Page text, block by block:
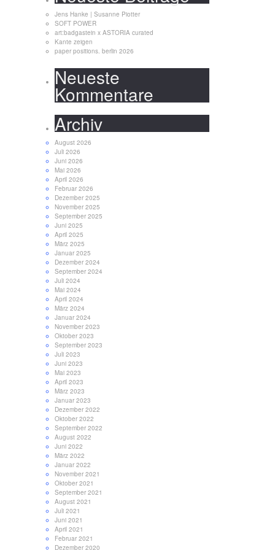
Jens Hanke | Susanne Piotter
SOFT POWER
art:badgastein x ASTORIA curated
Kante zeigen
paper positions. berlin 2026
Neueste
Kommentare
Archiv
August 2026
Juli 2026
Juni 2026
Mai 2026
April 2026
Februar 2026
Dezember 2025
November 2025
September 2025
Juni 2025
April 2025
März 2025
Januar 2025
Dezember 2024
September 2024
Juli 2024
Mai 2024
April 2024
März 2024
Januar 2024
November 2023
Oktober 2023
September 2023
Juli 2023
Juni 2023
Mai 2023
April 2023
März 2023
Januar 2023
Dezember 2022
Oktober 2022
September 2022
August 2022
Juni 2022
März 2022
Januar 2022
November 2021
Oktober 2021
September 2021
August 2021
Juli 2021
Juni 2021
April 2021
Februar 2021
Dezember 2020